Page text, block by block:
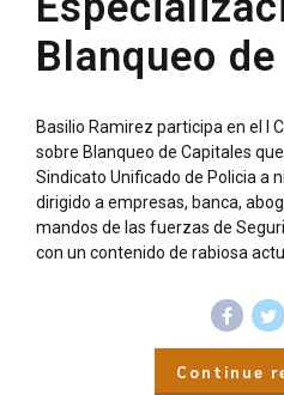
Blanqueo
Basilio Ramirez participa en el I
sobre Blanqueo de Capitales
Sindicato Unificado de Policia a
dirigido a empresas, banca,
mandos de las fuerzas de
con un contenido de rabiosa
Continue